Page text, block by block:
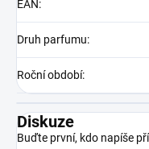
EAN:
Druh parfumu:
Roční období:
Diskuze
Buďte první, kdo napíše